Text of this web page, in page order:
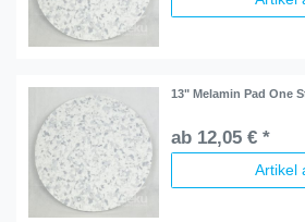
13" Melamin Pad One
ab 12,05 € *
Artikel